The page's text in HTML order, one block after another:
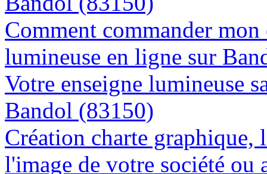
Comment commander
lumineuse en ligne sur
Votre enseigne lumineuse
Bandol (83150)
Création charte graphique,
l'image de votre société